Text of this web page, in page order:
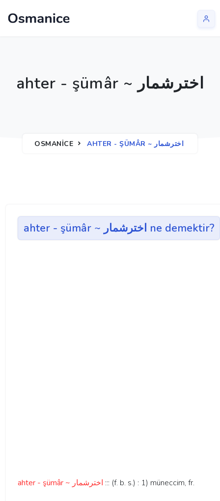
ahter - şümâr ~ اخترشمار
OSMANICE AHTER - ŞÜMÂR ~ اخترشمار
ahter - şümâr ~ اخترشمار ne demektir?
ahter - şümâr ~ اخترشمار ::: (f. b. s.) : 1) müneccim, fr.